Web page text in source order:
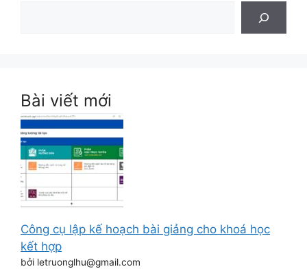
Bài viết mới
Công cụ lập kế hoạch bài giảng cho khoá học
kết hợp
bởi letruonglhu@gmail.com